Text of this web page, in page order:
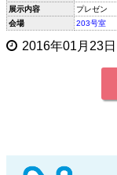
展示内容
プレゼン
会場
203号室
2016年01月23日